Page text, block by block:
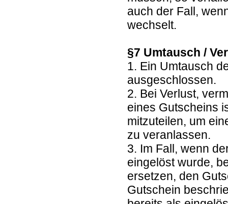
auch der Fall,
wechselt.
§7 Umtausch /
1. Ein Umtausch
ausgeschlossen.
2. Bei Verlust,
eines Gutscheins
mitzuteilen, um
zu veranlassen.
3. Im Fall, wenn
eingelöst wurde,
ersetzen, den
Gutschein